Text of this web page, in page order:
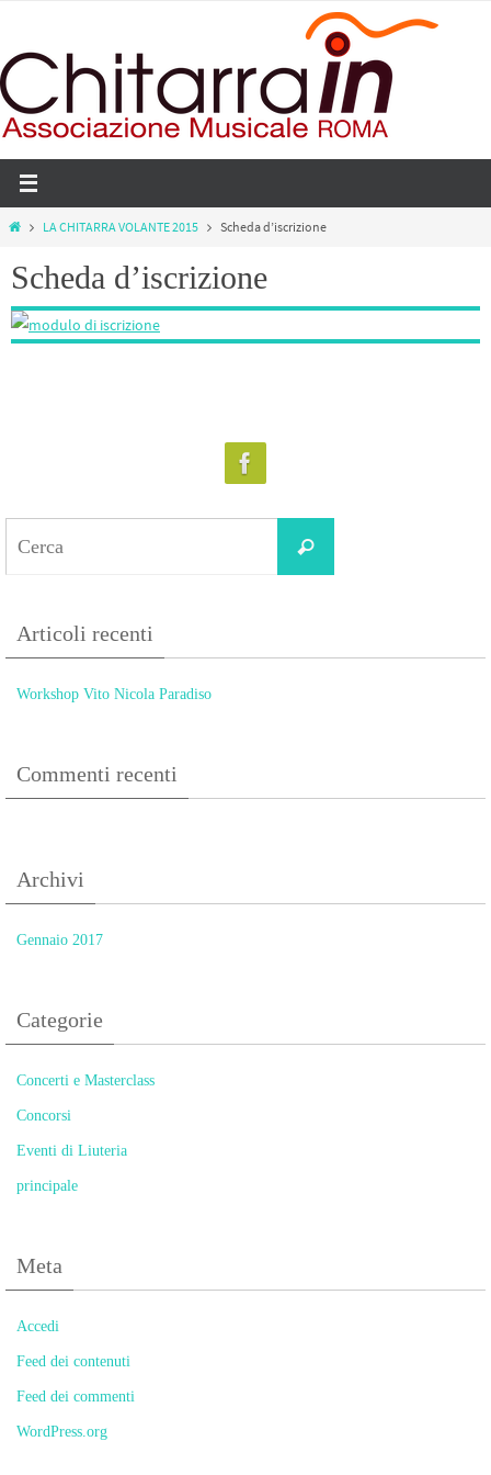
contenuto
HomeLA CHITARRA VOLANTE 2015 Scheda d’iscrizione
Scheda d’iscrizione
Cerca
Articoli recenti
Workshop Vito Nicola Paradiso
Commenti recenti
Archivi
Gennaio 2017
Categorie
Concerti e Masterclass
Concorsi
Eventi di Liuteria
principale
Meta
Accedi
Feed dei contenuti
Feed dei commenti
WordPress.org